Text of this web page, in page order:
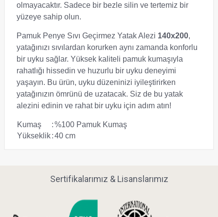
olmayacaktır. Sadece bir bezle silin ve tertemiz bir
yüzeye sahip olun.
Pamuk Penye Sıvı Geçirmez Yatak Alezi 140x200,
yatağınızı sıvılardan korurken aynı zamanda konforlu
bir uyku sağlar. Yüksek kaliteli pamuk kumaşıyla
rahatlığı hissedin ve huzurlu bir uyku deneyimi
yaşayın. Bu ürün, uyku düzeninizi iyileştirirken
yatağınızın ömrünü de uzatacak. Siz de bu yatak
alezini edinin ve rahat bir uyku için adım atın!
Kumaş :%100 Pamuk Kumaş
Yükseklik:40 cm
Sertifikalarımız & Lisanslarımız